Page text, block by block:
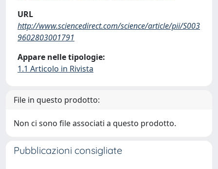
URL
http://www.sciencedirect.com/science/article/pii/S003
9602803001791
Appare nelle tipologie:
1.1 Articolo in Rivista
File in questo prodotto:
Non ci sono file associati a questo prodotto.
Pubblicazioni consigliate